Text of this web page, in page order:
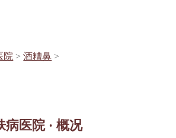
院 >酒糟鼻 >
病医院 · 概况